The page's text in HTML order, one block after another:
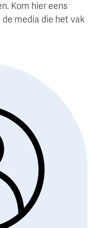
Kom hier eens
media die het vak